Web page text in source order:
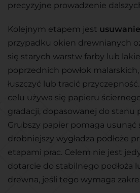
precyzyjne prowadzenie
Kolejnym etapem jest
przypadku okien drewnianych
się starych warstw farby lub
poprzednich powłok
łuszczyć lub tracić
celu używa się papieru
gradacji, dopasowanej do stanu
Grubszy papier pomaga usunąć
drobniejszy wygładza podłoże
etapami prac. Celem nie jest
dotarcie do stabilnego podłoża
drewna, jeśli tego wymaga